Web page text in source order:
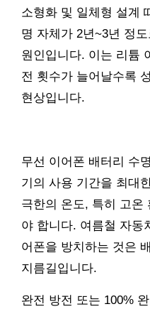
소형화 및 일체형 설계
명 자체가 2년~3년 정
원인입니다. 이는 리튬
전 횟수가 늘어날수록
현상입니다.
무선 이어폰 배터리 수
기의 사용 기간을 최대
극한의 온도, 특히 고온
야 합니다. 여름철 자동
어폰을 방치하는 것은
지름길입니다.
완전 방전 또는 100%